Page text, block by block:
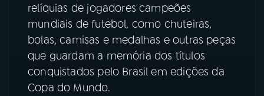
relíquias de jogadores campeões
mundiais de futebol, como chuteiras,
bolas, camisas e medalhas e outras peças
que guardam a memória dos títulos
conquistados pelo Brasil em edições da
Copa do Mundo.